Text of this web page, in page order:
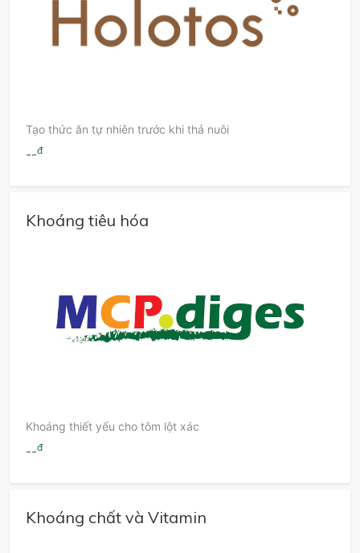
Tạo thức ăn tự nhiên trước khi thả nuôi
--đ
Khoáng tiêu hóa
Khoáng thiết yếu cho tôm lột xác
--đ
Khoáng chất và Vitamin